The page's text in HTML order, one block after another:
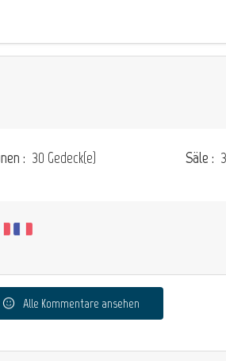
: 30 Gedeck(e) Säle :
Alle Kommentare ansehen